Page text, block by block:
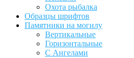
Охота рыбалка
Образцы шрифтов
Памятники на могилу
Вертикальные
Горизонтальные
С Ангелами